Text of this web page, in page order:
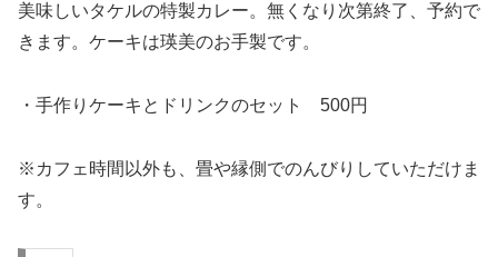
美味しいタケルの特製カレー。無くなり次第終了、予約で
きます。ケーキは瑛美のお手製です。
・手作りケーキとドリンクのセット 500円
※カフェ時間以外も、畳や縁側でのんびりしていただけま
す。